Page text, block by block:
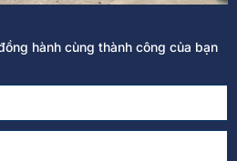
hành cùng thành công của bạn